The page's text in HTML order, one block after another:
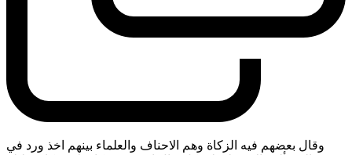
وقال بعضهم فيه الزكاة وهم الاحناف والعلماء بينهم اخذ ورد في